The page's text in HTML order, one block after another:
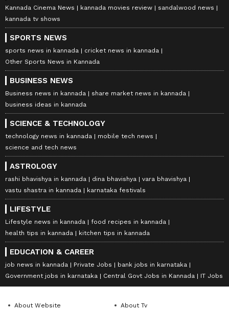
Kannada Cinema News kannada movies review
sandalwood news
kannada tv shows
SPORTS NEWS
sports news in kannada
cricket news in kannada
Other Sports News in Kannada
BUSINESS NEWS
Business news in kannada
share market news in kannada
business ideas in kannada
SCIENCE & TECHNOLOGY
technology news in kannada
mobile tech news
science and tech news
ASTROLOGY
rashi bhavishya in kannada dina bhavishya
vara bhavishya
vastu shastra in kannada
karnataka festivals
LIFESTYLE
Lifestyle news in kannada
food recipes in kannada
health tips in kannada
kitchen tips in kannada
EDUCATION & CAREER
job news in kannada Private Jobs
bank jobs in karnataka
Government jobs in karnataka
Central Govt Jobs in Kannada IT Jobs
About Website About Tv